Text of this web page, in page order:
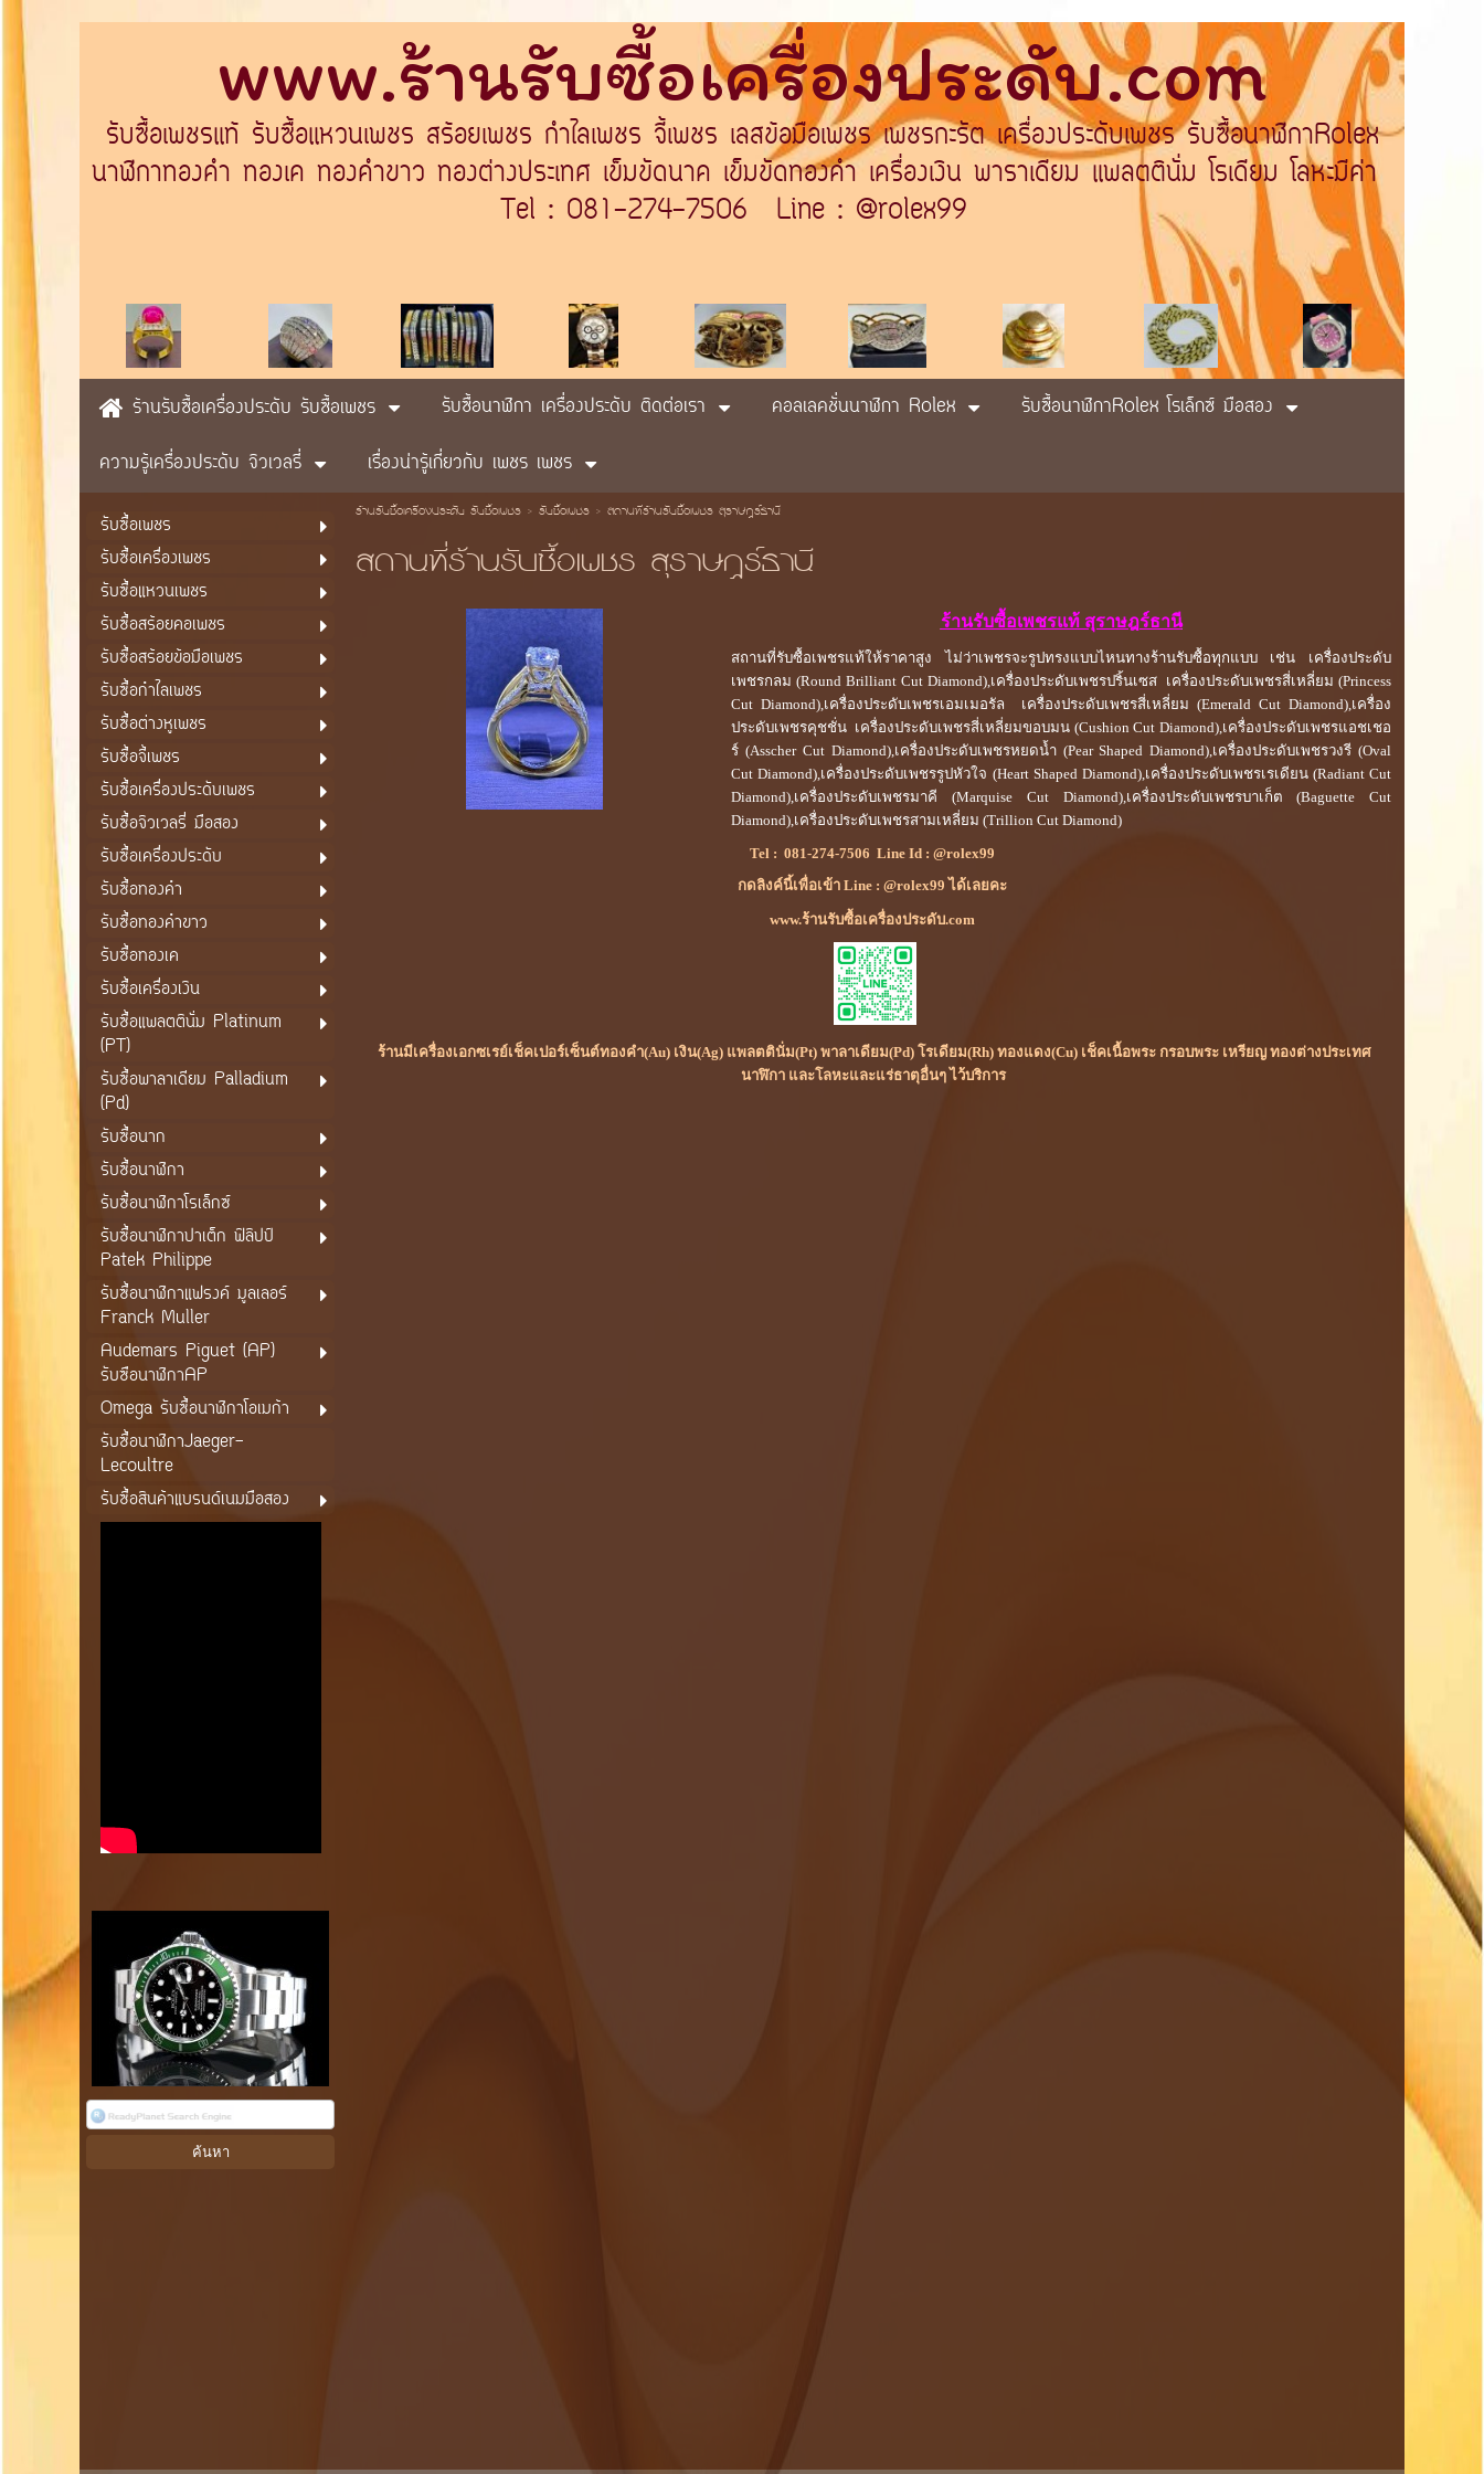
www.ร้านรับซื้อเครื่องประดับ.com
รับซื้อเพชรแท้ รับซื้อแหวนเพชร สร้อยเพชร กำไลเพชร จี้เพชร เลสข้อมือเพชร เพชรกะรัต เครื่องประดับเพชร รับซื้อนาฬิกาRolex
นาฬิกาทองคำ ทองเค ทองคำขาว ทองต่างประเทศ เข็มขัดนาค เข็มขัดทองคำ เครื่องเงิน พาราเดียม แพลตตินั่ม โรเดียม โลหะมีค่า
Tel : 081-274-7506 Line : @rolex99
ร้านรับซื้อเครื่องประดับ รับซื้อเพชร รับซื้อนาฬิกา เครื่องประดับ ติดต่อเรา คอลเลคชั่นนาฬิกา Rolex
รับซื้อนาฬิกาRolex โรเล็กซ์ มือสอง
ความรู้เครื่องประดับ จิวเวลรี่
เรื่องน่ารู้เกี่ยวกับ เพชร เพชร
รับซื้อเพชร
รับซื้อเครื่องเพชร
รับซื้อแหวนเพชร
รับซื้อสร้อยคอเพชร
รับซื้อสร้อยข้อมือเพชร
รับซื้อกำไลเพชร
รับซื้อต่างหูเพชร
รับซื้อจี้เพชร
รับซื้อเครื่องประดับเพชร
รับซื้อจิวเวลรี่ มือสอง
รับซื้อเครื่องประดับ
รับซื้อทองคำ
รับซื้อทองคำขาว
รับซื้อทองเค
รับซื้อเครื่องเงิน
รับซื้อแพลตตินั่ม Platinum
(PT)
รับซื้อพาลาเดียม Palladium
(Pd)
รับซื้อนาก
รับซื้อนาฬิกา
รับซื้อนาฬิกาโรเล็กซ์
รับซื้อนาฬิกาปาเต็ก ฟิลิปป์
Patek Philippe
รับซื้อนาฬิกาแฟรงค์ มูลเลอร์
Franck Muller
Audemars Piguet (AP)
รับซือนาฬิกาAP
Omega รับซื้อนาฬิกาโอเมก้า
รับซื้อนาฬิกาJaeger-
Lecoultre
รับซื้อสินค้าแบรนด์เนมมือสอง
ร้านรับซื้อเครื่องประดับ รับซื้อเพชร> รับซื้อเพชร> สถานที่ร้านรับซื้อเพชร สุราษฎร์ธานี
สถานที่ร้านรับซื้อเพชร สุราษฎร์ธานี
ร้านรับซื้อเพชรแท้ สุราษฎร์ธานี
สถานที่รับซื้อเพชรแท้ให้ราคาสูง ไม่ว่าเพชรจะรูปทรงแบบไหนทางร้านรับซื้อทุกแบบ เช่น เครื่องประดับ
เพชรกลม (Round Brilliant Cut Diamond),เครื่องประดับเพชรปริ้นเซส เครื่องประดับเพชรสี่เหลี่ยม (Princess
Cut Diamond),เครื่องประดับเพชรเอมเมอรัล เครื่องประดับเพชรสี่เหลี่ยม (Emerald Cut Diamond),เครื่อง
ประดับเพชรคุชชั่น เครื่องประดับเพชรสี่เหลี่ยมขอบมน (Cushion Cut Diamond),เครื่องประดับเพชรแอชเชอ
ร์ (Asscher Cut Diamond),เครื่องประดับเพชรหยดน้ำ (Pear Shaped Diamond),เครื่องประดับเพชรวงรี (Oval
Cut Diamond),เครื่องประดับเพชรรูปหัวใจ (Heart Shaped Diamond),เครื่องประดับเพชรเรเดียน (Radiant Cut
Diamond),เครื่องประดับเพชรมาคี (Marquise Cut Diamond),เครื่องประดับเพชรบาเก็ต (Baguette Cut
Diamond),เครื่องประดับเพชรสามเหลี่ยม (Trillion Cut Diamond)
Tel : 081-274-7506 Line Id : @rolex99
กดลิงค์นี้เพื่อเข้า Line : @rolex99 ได้เลยคะ
www.ร้านรับซื้อเครื่องประดับ.com
ร้านมีเครื่องเอกซเรย์เช็คเปอร์เซ็นต์ทองคำ(Au) เงิน(Ag) แพลตตินั่ม(Pt) พาลาเดียม(Pd) โรเดียม(Rh) ทองแดง(Cu) เช็คเนื้อพระ กรอบพระ เหรียญ ทองต่างประเทศ
นาฬิกา และโลหะและแร่ธาตุอื่นๆ ไว้บริการ